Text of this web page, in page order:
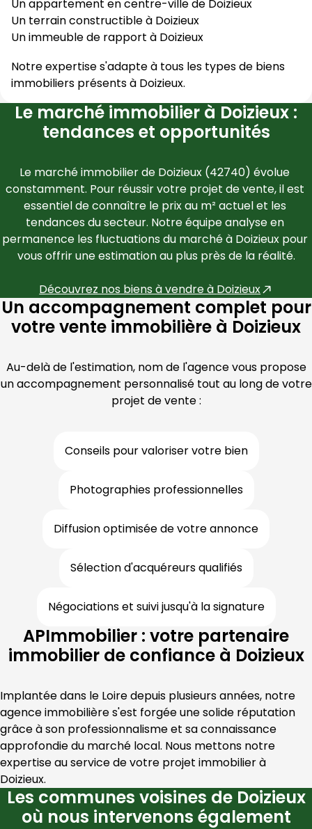
Un appartement en centre-ville de Doizieux
Un terrain constructible à Doizieux
Un immeuble de rapport à Doizieux
Notre expertise s'adapte à tous les types de biens
immobiliers présents à Doizieux.
Le marché immobilier à Doizieux :
tendances et opportunités
Le marché immobilier de Doizieux (42740) évolue
constamment. Pour réussir votre projet de vente, il est
essentiel de connaître le prix au m² actuel et les
tendances du secteur. Notre équipe analyse en
permanence les fluctuations du marché à Doizieux pour
vous offrir une estimation au plus près de la réalité.
Découvrez nos biens à vendre à Doizieux
Un accompagnement complet pour
votre vente immobilière à Doizieux
Au-delà de l'estimation, nom de l'agence vous propose
un accompagnement personnalisé tout au long de votre
projet de vente :
Conseils pour valoriser votre bien
Photographies professionnelles
Diffusion optimisée de votre annonce
Sélection d'acquéreurs qualifiés
Négociations et suivi jusqu'à la signature
APImmobilier : votre partenaire
immobilier de confiance à Doizieux
Implantée dans le Loire depuis plusieurs années, notre
agence immobilière s'est forgée une solide réputation
grâce à son professionnalisme et sa connaissance
approfondie du marché local. Nous mettons notre
Doizieux.
Les communes voisines de Doizieux
où nous intervenons également